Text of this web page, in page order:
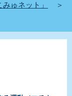
ゅネット」
＞